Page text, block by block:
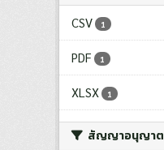
CSV 1
PDF 1
XLSX 1
สัญญาอนุญาต